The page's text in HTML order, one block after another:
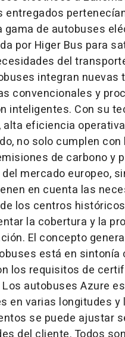
entregados
gama de autobuses
por Higer Bus para
del
integran nuevas
convencionales y
inteligentes. Con su
alta eficiencia
no solo cumplen
de carbono y
mercado europeo,
en cuenta las
los centros
la cobertura y la
El concepto
está en sintonía
los requisitos de
autobuses Azure
en varias longitudes y
se puede ajustar